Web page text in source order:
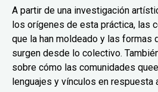
A partir de una investigación
los orígenes de esta práctica, las
que la han moldeado y las formas
surgen desde lo colectivo.
sobre cómo las comunidades
lenguajes y vínculos en respuesta